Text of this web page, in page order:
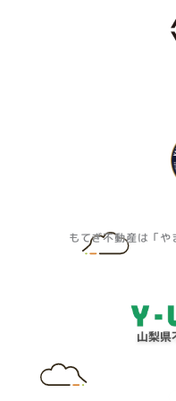
もてぎ不動産は「